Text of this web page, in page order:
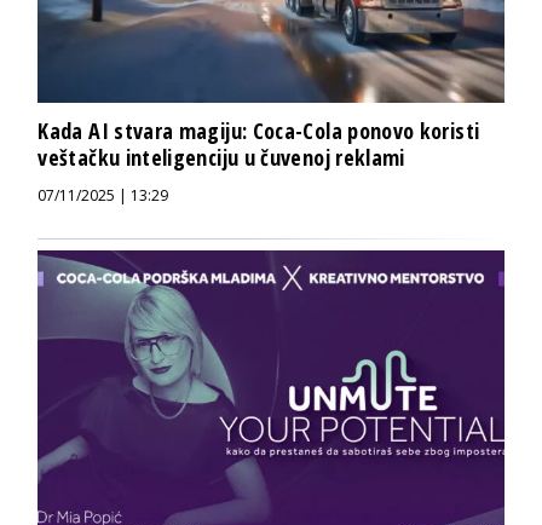
Kada AI stvara magiju: Coca-Cola ponovo koristi
veštačku inteligenciju u čuvenoj reklami
07/11/2025 | 13:29